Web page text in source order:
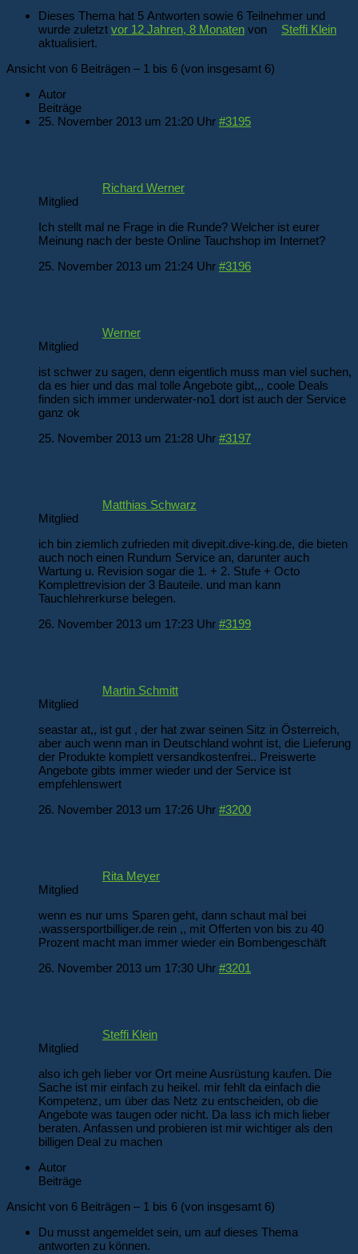
Dieses Thema hat 5 Antworten sowie 6 Teilnehmer und
wurde zuletzt vor 12 Jahren, 8 Monaten von
Steffi Klein
aktualisiert.
Ansicht von 6 Beiträgen – 1 bis 6 (von insgesamt 6)
Autor
Beiträge
25. November 2013 um 21:20 Uhr #3195
Richard Werner
Mitglied
Ich stellt mal ne Frage in die Runde? Welcher ist eurer
Meinung nach der beste Online Tauchshop im Internet?
25. November 2013 um 21:24 Uhr #3196
Werner
Mitglied
ist schwer zu sagen, denn eigentlich muss man viel suchen,
da es hier und das mal tolle Angebote gibt,,, coole Deals
finden sich immer underwater-no1 dort ist auch der Service
ganz ok
25. November 2013 um 21:28 Uhr #3197
Matthias Schwarz
Mitglied
ich bin ziemlich zufrieden mit divepit.dive-king.de, die bieten
auch noch einen Rundum Service an, darunter auch
Wartung u. Revision sogar die 1. + 2. Stufe + Octo
Komplettrevision der 3 Bauteile. und man kann
Tauchlehrerkurse belegen.
26. November 2013 um 17:23 Uhr #3199
Martin Schmitt
Mitglied
seastar at,, ist gut , der hat zwar seinen Sitz in Österreich,
aber auch wenn man in Deutschland wohnt ist, die Lieferung
der Produkte komplett versandkostenfrei.. Preiswerte
Angebote gibts immer wieder und der Service ist
empfehlenswert
26. November 2013 um 17:26 Uhr #3200
Rita Meyer
Mitglied
wenn es nur ums Sparen geht, dann schaut mal bei
.wassersportbilliger.de rein ,, mit Offerten von bis zu 40
Prozent macht man immer wieder ein Bombengeschäft
26. November 2013 um 17:30 Uhr #3201
Steffi Klein
Mitglied
also ich geh lieber vor Ort meine Ausrüstung kaufen. Die
Sache ist mir einfach zu heikel. mir fehlt da einfach die
Kompetenz, um über das Netz zu entscheiden, ob die
Angebote was taugen oder nicht. Da lass ich mich lieber
beraten. Anfassen und probieren ist mir wichtiger als den
billigen Deal zu machen
Autor
Beiträge
Ansicht von 6 Beiträgen – 1 bis 6 (von insgesamt 6)
Du musst angemeldet sein, um auf dieses Thema
antworten zu können.